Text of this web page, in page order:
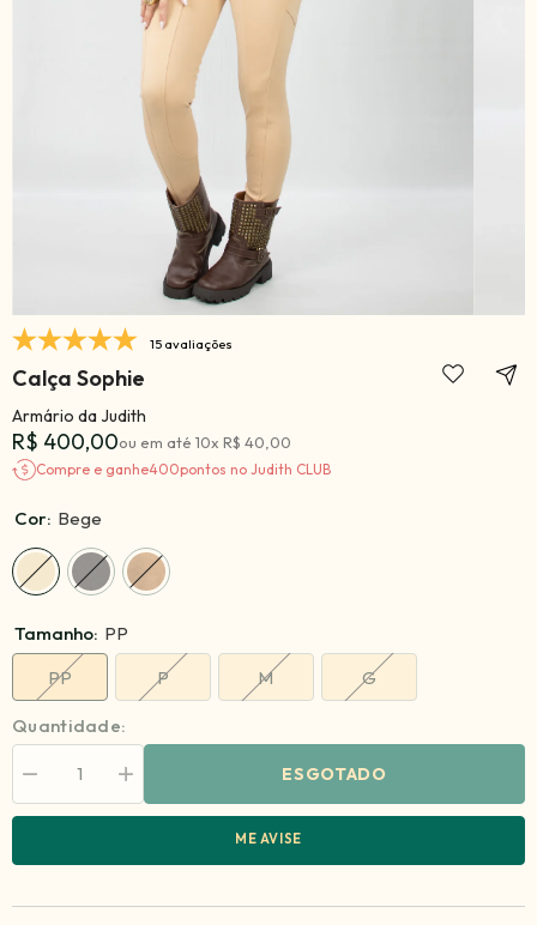
15 avaliações
Calça Sophie
Armário da Judith
R$ 400,00ou em até 10x R$ 40,00
Compre e ganhe400pontos no Judith CLUB
Cor: Bege
Tamanho: PP
PP
P M G
Quantidade:
Diminuir
quantidade
para
Aumentar
quantidade
para
ESGOTADO
ME AVISE